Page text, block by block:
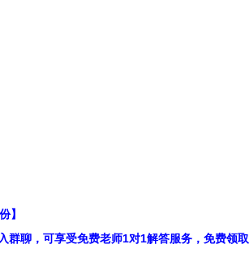
】
群聊，可享受免费老师1对1解答服务，免费领取